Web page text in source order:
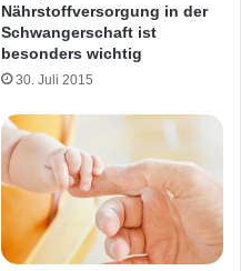
Nährstoffversorgung in der
Schwangerschaft ist
besonders wichtig
30. Juli 2015